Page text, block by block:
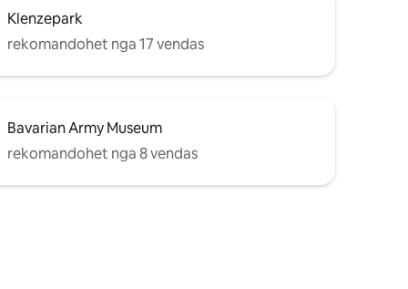
Klenzepark
rekomandohet nga 17 vendas
Bavarian Army Museum
rekomandohet nga 8 vendas